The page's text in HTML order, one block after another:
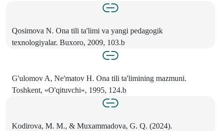
Qosimova N. Ona tili ta'limi va yangi pedagogik
texnologiyalar. Buxoro, 2009, 103.b
G'ulomov A, Ne'matov H. Ona tili ta'limining mazmuni.
Toshkent, «O'qituvchi», 1995, 124.b
Kodirova, M. M., & Muxammadova, G. Q. (2024).